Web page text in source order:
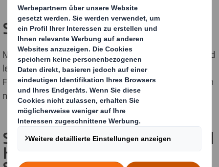
Step 5 – Zweitgespräch
Nach der Arbeitserprobung findet noch eine zweite und
letzte Runde statt. Hier lassen wir in den meisten
Fällen die Arbeitserprobung revue passieren und klären
noch Details zu einer möglichen Zusage.
Step 6 - Sie haben es geschafft!
Herzlich willkommen bei der DS